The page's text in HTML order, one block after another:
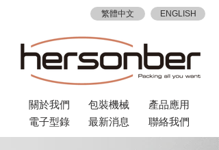
繁體中文 ENGLISH
關於我們
電子型錄
包裝機械
最新消息
產品應用
聯絡我們